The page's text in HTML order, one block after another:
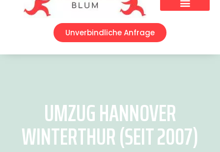
Unverbindliche Anfrage
UMZUG HANNOVER
WINTERTHUR (SEIT 2007)